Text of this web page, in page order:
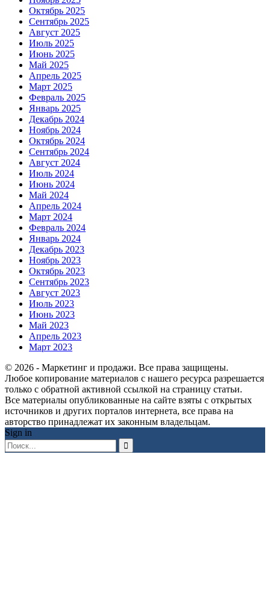
Октябрь 2025
Сентябрь 2025
Август 2025
Июль 2025
Июнь 2025
Май 2025
Апрель 2025
Март 2025
Февраль 2025
Январь 2025
Декабрь 2024
Ноябрь 2024
Октябрь 2024
Сентябрь 2024
Август 2024
Июль 2024
Июнь 2024
Май 2024
Апрель 2024
Март 2024
Февраль 2024
Январь 2024
Декабрь 2023
Ноябрь 2023
Октябрь 2023
Сентябрь 2023
Август 2023
Июль 2023
Июнь 2023
Май 2023
Апрель 2023
Март 2023
© 2026 - Маркетинг и продажи. Все права защищены.
Любое копирование материалов с нашего ресурса разрешается
только с обратной активной ссылкой на страницу статьи.
Все материалы опубликованные на сайте взяты с открытых
источников и других порталов интернета, все права на
авторство принадлежат их законным владельцам.
Sign in